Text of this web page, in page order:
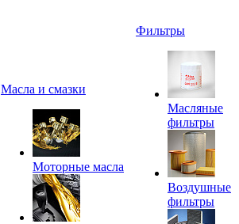
Масла и смазки
Моторные масла
Фильтры
Масляные
фильтры
Воздушные
фильтры